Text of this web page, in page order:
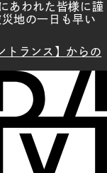
あわれた皆様に謹
地の一日も早い
ランス】からの